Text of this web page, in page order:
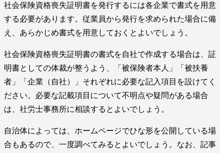
社会保険資格喪失証明書を発行するには各企業で書式を用意
する必要があります。従業員から発行を求められた場合に備
え、あらかじめ書式を用意しておくとよいでしょう。
社会保険資格喪失証明書の書式を自社で作成する場合は、証
明書としての体裁が整うよう、「被保険者本人」「被扶養
者」「企業（自社）」それぞれに必要な記入項目を設けてく
ださい。必要な記載項目について不明点や疑問がある場合
は、社労士事務所に相談するとよいでしょう。
自治体によっては、ホームページでひな形を公開している場
合もあるので、一度調べてみるとよいでしょう。なお、記事